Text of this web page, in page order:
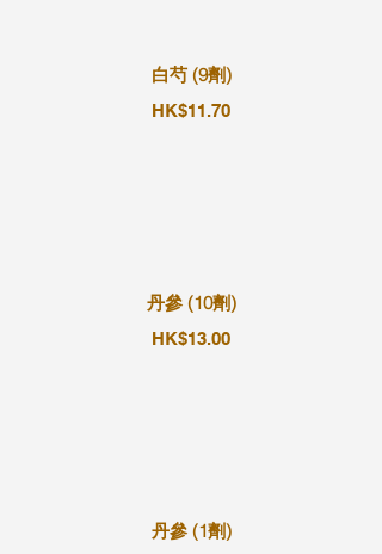
白芍 (9劑)
HK$11.70
丹參 (10劑)
HK$13.00
丹參 (1劑)